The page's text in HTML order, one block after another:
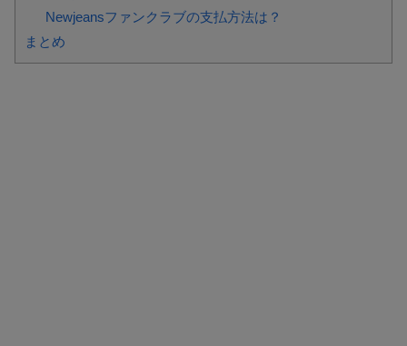
Newjeansファンクラブの支払方法は？
まとめ